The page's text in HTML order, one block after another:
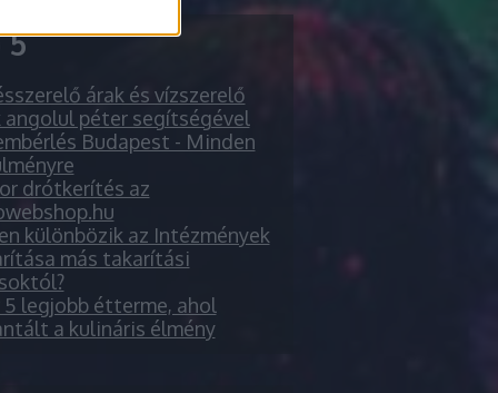
5
árak és vízszerelő
angolul péter segítségével
Budapest - Minden
drótkerítés az
különbözik az Intézmények
más takarítási
5 legjobb étterme, ahol
a kulináris élmény